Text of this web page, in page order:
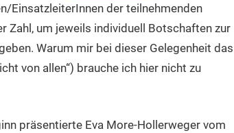
EinsatzleiterInnen der teilnehmenden
Zahl, um jeweils individuell Botschaften zur
Warum mir bei dieser Gelegenheit das
von allen“) brauche ich hier nicht zu
präsentierte Eva More-Hollerweger vom